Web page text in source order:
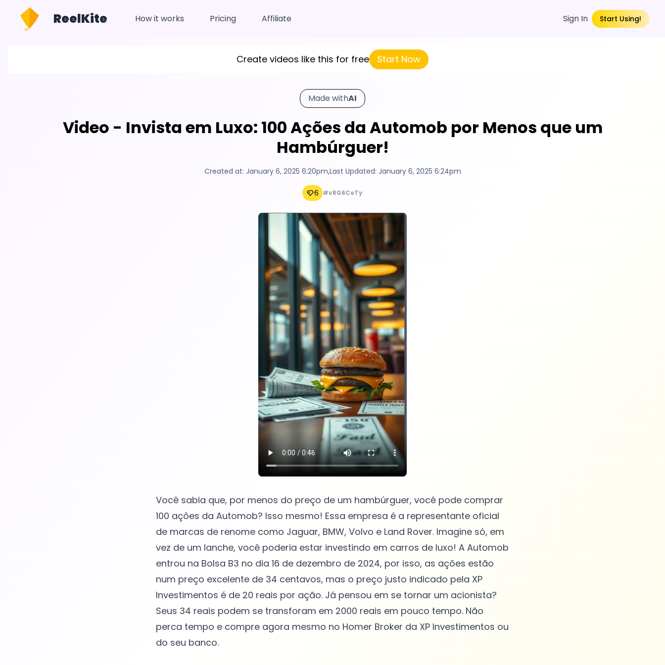
ReelKite How it works Pricing Affiliate Sign In Start Using!
Create videos like this for free Start Now
Made withAI
Video - Invista em Luxo: 100 Ações da Automob por Menos que um
Hambúrguer!
Created at: January 6, 2025 6:20pm,Last Updated: January 6, 2025 6:24pm
6 #vRG6CeTy
Você sabia que, por menos do preço de um hambúrguer, você pode comprar
100 ações da Automob? Isso mesmo! Essa empresa é a representante oficial
de marcas de renome como Jaguar, BMW, Volvo e Land Rover. Imagine só, em
vez de um lanche, você poderia estar investindo em carros de luxo! A Automob
entrou na Bolsa B3 no dia 16 de dezembro de 2024, por isso, as ações estão
num preço excelente de 34 centavos, mas o preço justo indicado pela XP
Investimentos é de 20 reais por ação. Já pensou em se tornar um acionista?
Seus 34 reais podem se transforam em 2000 reais em pouco tempo. Não
perca tempo e compre agora mesmo no Homer Broker da XP Investimentos ou
do seu banco.